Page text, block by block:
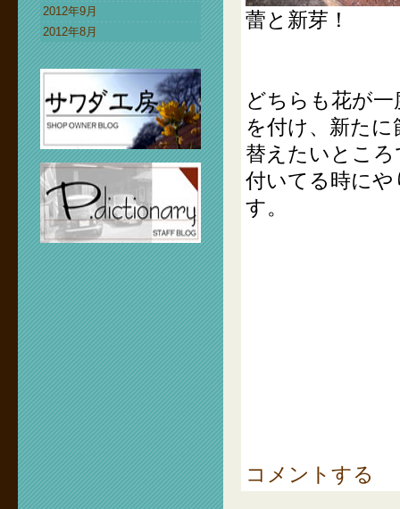
2012年9月
2012年8月
蕾と新芽！
どちらも花が
を付け、新た
替えたいとこ
付いてる時に
す。
コメントする